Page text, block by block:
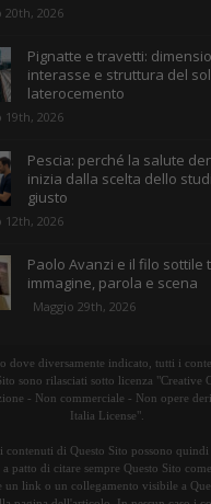
20th, 2026
Pignatte e travetti:
interasse e struttura del
laterocemento
19th, 2026
Pescia: perché la salute
inizia dalla scelta dello
giusto
12th, 2026
Paolo Avanzi e il filo sottile
immagine, parola e scena
Maggio 29th, 2026
dove diversamente indicato, tutti i
sono rilasciati sotto licenza "Creative
- Non commerciale - Non opere
Italia License".
contenuti di Questo Sito possono quindi
patto di citare sempre Questo Sito
un link o un collegamento visibile a